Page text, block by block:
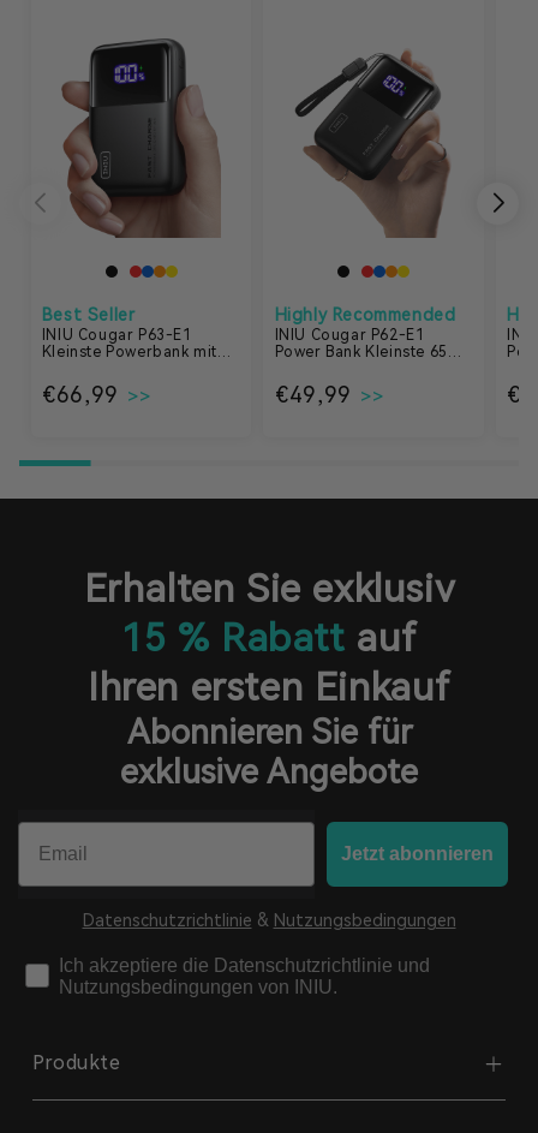
Best Seller
INIU Cougar P63-E1
Kleinste Powerbank mit
Normaler Preis
€66,99
Highly Recommended
INIU Cougar P62-E1
Power Bank Kleinste 65W
Normaler Preis
€49,99
Erhalten Sie exklusiv
15 % Rabatt auf
Ihren ersten Einkauf
Abonnieren Sie für
exklusive Angebote
Email
Jetzt abonnieren
Datenschutzrichtlinie & Nutzungsbedingungen
checkIch akzeptiere die Datenschutzrichtlinie und
Nutzungsbedingungen von INIU.
Produkte